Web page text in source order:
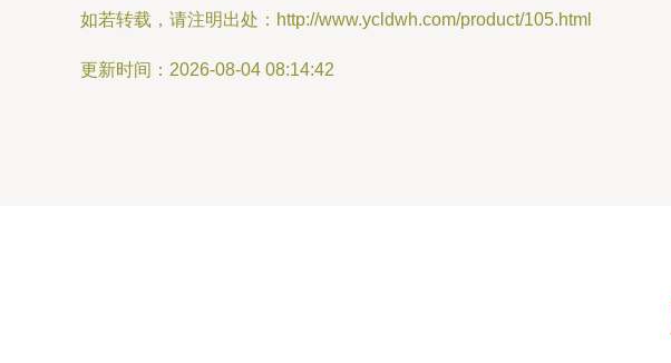
如若转载，请注明出处：http://www.ycldwh.com/product/105.html
更新时间：2026-08-04 08:14:42